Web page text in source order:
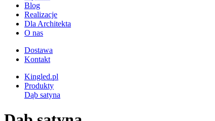
Blog
Realizacje
Dla Architekta
O nas
Dostawa
Kontakt
Kingled.pl
Produkty
Dąb satyna